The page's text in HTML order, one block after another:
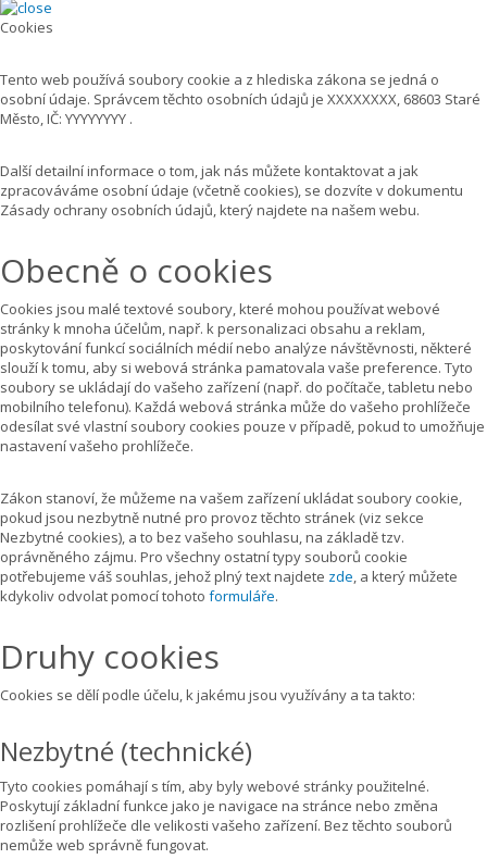
Cookies
Tento web používá soubory cookie a z hlediska zákona se jedná o
osobní údaje. Správcem těchto osobních údajů je XXXXXXXX, 68603 Staré
Město, IČ: YYYYYYYY .
Další detailní informace o tom, jak nás můžete kontaktovat a jak
zpracováváme osobní údaje (včetně cookies), se dozvíte v dokumentu
Zásady ochrany osobních údajů, který najdete na našem webu.
Obecně o cookies
Cookies jsou malé textové soubory, které mohou používat webové
stránky k mnoha účelům, např. k personalizaci obsahu a reklam,
poskytování funkcí sociálních médií nebo analýze návštěvnosti, některé
slouží k tomu, aby si webová stránka pamatovala vaše preference. Tyto
soubory se ukládají do vašeho zařízení (např. do počítače, tabletu nebo
mobilního telefonu). Každá webová stránka může do vašeho prohlížeče
odesílat své vlastní soubory cookies pouze v případě, pokud to umožňuje
nastavení vašeho prohlížeče.
Zákon stanoví, že můžeme na vašem zařízení ukládat soubory cookie,
pokud jsou nezbytně nutné pro provoz těchto stránek (viz sekce
Nezbytné cookies), a to bez vašeho souhlasu, na základě tzv.
oprávněného zájmu. Pro všechny ostatní typy souborů cookie
potřebujeme váš souhlas, jehož plný text najdete zde , a který můžete
kdykoliv odvolat pomocí tohoto formuláře.
Druhy cookies
Cookies se dělí podle účelu, k jakému jsou využívány a ta takto:
Nezbytné (technické)
Tyto cookies pomáhají s tím, aby byly webové stránky použitelné.
Poskytují základní funkce jako je navigace na stránce nebo změna
rozlišení prohlížeče dle velikosti vašeho zařízení. Bez těchto souborů
nemůže web správně fungovat.